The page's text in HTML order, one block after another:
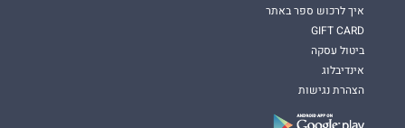
איך לרכוש ספר באתר
GIFT CARD
ביטול עסקה
אינדיבלוג
הצהרת נגישות